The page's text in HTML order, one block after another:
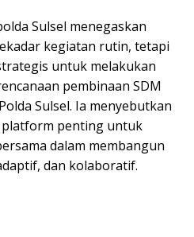
Sulsel menegaskan
kegiatan rutin, tetapi
untuk melakukan
pembinaan SDM
Sulsel. Ia menyebutkan
penting untuk
dalam membangun
dan kolaboratif.